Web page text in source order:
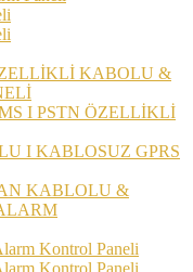
KABOLU &
I PSTN ÖZELLİKLİ
I KABLOSUZ GPRS
KABLOLU &
Kontrol Paneli
Kontrol Paneli